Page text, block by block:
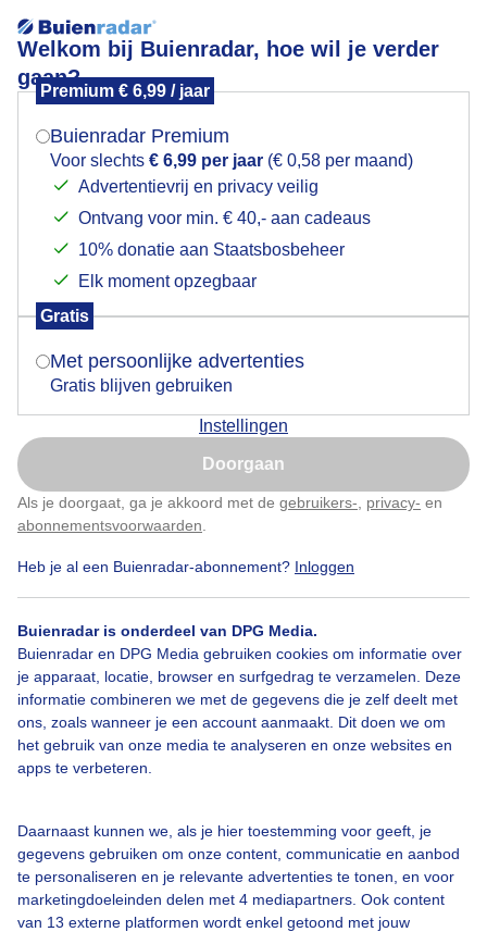
Welkom bij Buienradar, hoe wil je verder
gaan?
Premium € 6,99 / jaar
Buienradar Premium
Voor slechts € 6,99 per jaar (€ 0,58 per maand)
Advertentievrij en privacy veilig
Ontvang voor min. € 40,- aan cadeaus
10% donatie aan Staatsbosbeheer
Elk moment opzegbaar
Gratis
Met persoonlijke advertenties
Gratis blijven gebruiken
Instellingen
Doorgaan
Als je doorgaat, ga je akkoord met de gebruikers- privacy- en
abonnementsvoorwaarden
Heb je al een Buienradar-abonnement? Inloggen
Buienradar is onderdeel van DPG Media.
Buienradar en DPG Media gebruiken cookies om informatie over
je apparaat, locatie, browser en surfgedrag te verzamelen. Deze
informatie combineren we met de gegevens die je zelf deelt met
ons, zoals wanneer je een account aanmaakt. Dit doen we om
het gebruik van onze media te analyseren en onze websites en
apps te verbeteren.
Daarnaast kunnen we, als je hier toestemming voor geeft, je
gegevens gebruiken om onze content, communicatie en aanbod
te personaliseren en je relevante advertenties te tonen, en voor
marketingdoeleinden delen met 4 mediapartners. Ook content
van 13 externe platformen wordt enkel getoond met jouw
IJsselmeer
monument van ing. Lely, vlakbij Den Oever. Buien en
opklaringen wisselen elkaar af.
Door: Corinne de Kroon Gemaakt: 16-07-2025, 53x bekeken
Bekijk slideshow
Een moment geduld aub...
Mogen we je locatie gebruiken voor het
Indien je hier nog geen akkoord op hebt gegeven,
verschijnt er zo een pop-up uit je browser waarin
Is goed, toon de popup
Nu niet, misschien later
Klik hierom dit aan te passen